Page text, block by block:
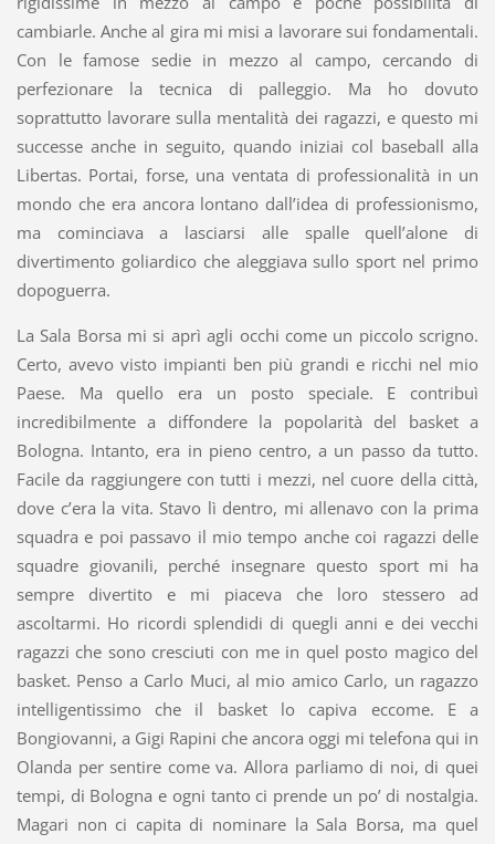
cambiarle. Anche al gira mi misi a lavorare sui fondamentali.
Con le famose sedie in mezzo al campo, cercando di
perfezionare la tecnica di palleggio. Ma ho dovuto
soprattutto lavorare sulla mentalità dei ragazzi, e questo mi
successe anche in seguito, quando iniziai col baseball alla
Libertas. Portai, forse, una ventata di professionalità in un
mondo che era ancora lontano dall’idea di professionismo,
ma cominciava a lasciarsi alle spalle quell’alone di
divertimento goliardico che aleggiava sullo sport nel primo
dopoguerra.
La Sala Borsa mi si aprì agli occhi come un piccolo scrigno.
Certo, avevo visto impianti ben più grandi e ricchi nel mio
Paese. Ma quello era un posto speciale. E contribuì
incredibilmente a diffondere la popolarità del basket a
Bologna. Intanto, era in pieno centro, a un passo da tutto.
Facile da raggiungere con tutti i mezzi, nel cuore della città,
dove c’era la vita. Stavo lì dentro, mi allenavo con la prima
squadra e poi passavo il mio tempo anche coi ragazzi delle
squadre giovanili, perché insegnare questo sport mi ha
sempre divertito e mi piaceva che loro stessero ad
ascoltarmi. Ho ricordi splendidi di quegli anni e dei vecchi
ragazzi che sono cresciuti con me in quel posto magico del
basket. Penso a Carlo Muci, al mio amico Carlo, un ragazzo
intelligentissimo che il basket lo capiva eccome. E a
Bongiovanni, a Gigi Rapini che ancora oggi mi telefona qui in
Olanda per sentire come va. Allora parliamo di noi, di quei
tempi, di Bologna e ogni tanto ci prende un po’ di nostalgia.
Magari non ci capita di nominare la Sala Borsa, ma quel